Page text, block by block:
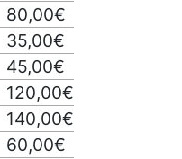
80,00€
35,00€
45,00€
120,00€
140,00€
60,00€